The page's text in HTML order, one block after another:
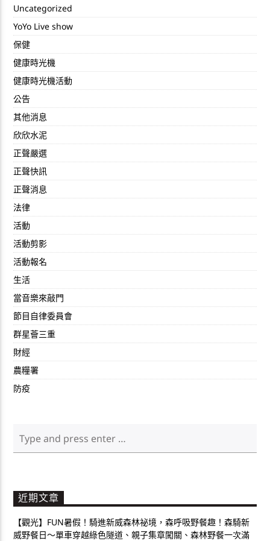
Uncategorized
YoYo Live show
保健
健康時光機
健康時光機活動
公告
其他消息
欣欣水泥
正聲嚴選
正聲快訊
正聲消息
法律
活動
活動剪影
活動報名
生活
當音樂來敲門
節目自律委員會
群星薈三重
財經
農糧署
防疫
近期文章
【觀光】FUN暑假！騎進新威森林祕境，森呼吸野餐趣！森騎新
威野餐日～單車穿越綠色隧道、親子集章闖關、森林野餐一次滿